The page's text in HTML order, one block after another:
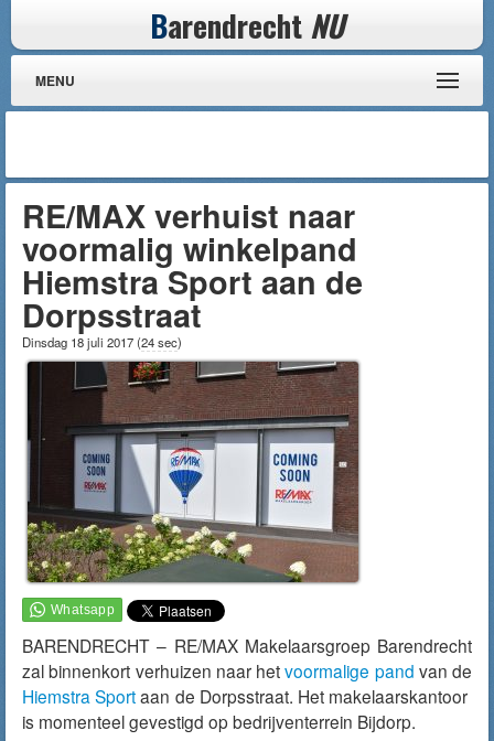
Barendrecht NU
MENU
RE/MAX verhuist naar
voormalig winkelpand
Hiemstra Sport aan de
Dorpsstraat
Dinsdag 18 juli 2017(24 sec)
BARENDRECHT – RE/MAX Makelaarsgroep Barendrecht
zal binnenkort verhuizen naar hetvoormalige pand van de
Hiemstra Sportaan de Dorpsstraat. Het makelaarskantoor
is momenteel gevestigd op bedrijventerrein Bijdorp.